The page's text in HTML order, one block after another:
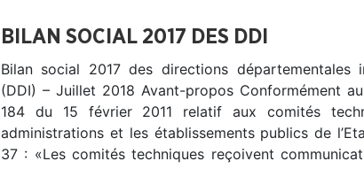
BILAN SOCIAL 2017 DES DDI
Bilan social 2017 des directions départementales
(DDI) – Juillet 2018 Avant-propos Conformément
184 du 15 février 2011 relatif aux comités
administrations et les établissements publics de
37 : «Les comités techniques reçoivent